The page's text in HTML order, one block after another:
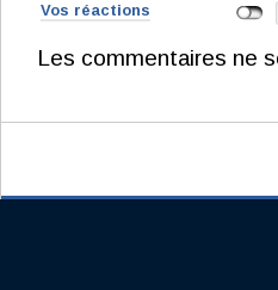
Vos réactions
Les commentaires ne